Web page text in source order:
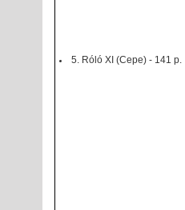
5. Róló XI (Cepe) - 141 p.